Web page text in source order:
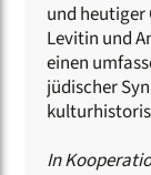
und heutiger
Levitin und
einen
jüdischer
In